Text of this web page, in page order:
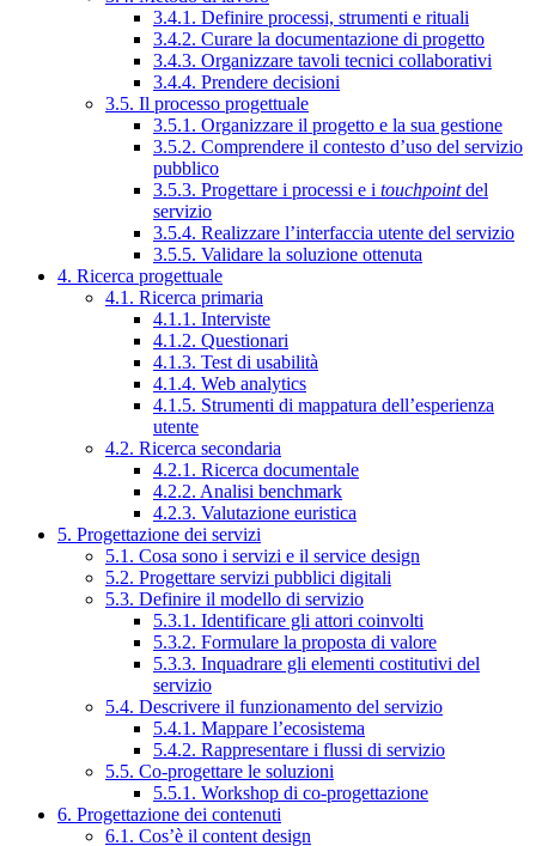
3.4.1. Definire processi, strumenti e rituali
3.4.2. Curare la documentazione di progetto
3.4.3. Organizzare tavoli tecnici collaborativi
3.4.4. Prendere decisioni
3.5. Il processo progettuale
3.5.1. Organizzare il progetto e la sua gestione
3.5.2. Comprendere il contesto d’uso del servizio
pubblico
3.5.3. Progettare i processi e i touchpointdel
servizio
3.5.4. Realizzare l’interfaccia utente del servizio
3.5.5. Validare la soluzione ottenuta
4. Ricerca progettuale
4.1. Ricerca primaria
4.1.1. Interviste
4.1.2. Questionari
4.1.3. Test di usabilità
4.1.4. Web analytics
4.1.5. Strumenti di mappatura dell’esperienza
utente
4.2. Ricerca secondaria
4.2.1. Ricerca documentale
4.2.2. Analisi benchmark
4.2.3. Valutazione euristica
5. Progettazione dei servizi
5.1. Cosa sono i servizi e il service design
5.2. Progettare servizi pubblici digitali
5.3. Definire il modello di servizio
5.3.1. Identificare gli attori coinvolti
5.3.2. Formulare la proposta di valore
5.3.3. Inquadrare gli elementi costitutivi del
servizio
5.4. Descrivere il funzionamento del servizio
5.4.1. Mappare l’ecosistema
5.4.2. Rappresentare i flussi di servizio
5.5. Co-progettare le soluzioni
5.5.1. Workshop di co-progettazione
6. Progettazione dei contenuti
6.1. Cos’è il content design